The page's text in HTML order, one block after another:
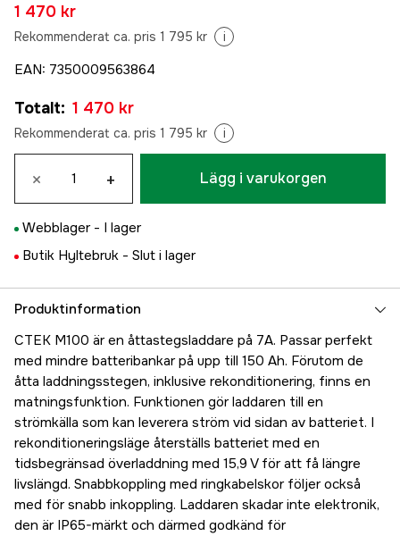
1 470 kr
Rekommenderat ca. pris 1 795 kr i
EAN: 7350009563864
Totalt: 1 470 kr
Rekommenderat ca. pris 1 795 kr i
× + Lägg i varukorgen
Webblager - I lager
Butik Hyltebruk - Slut i lager
Produktinformation
CTEK M100 är en åttastegsladdare på 7A. Passar perfekt
med mindre batteribankar på upp till 150 Ah. Förutom de
åtta laddningsstegen, inklusive rekonditionering, finns en
matningsfunktion. Funktionen gör laddaren till en
strömkälla som kan leverera ström vid sidan av batteriet. I
rekonditioneringsläge återställs batteriet med en
tidsbegränsad överladdning med 15,9 V för att få längre
livslängd. Snabbkoppling med ringkabelskor följer också
med för snabb inkoppling. Laddaren skadar inte elektronik,
den är IP65-märkt och därmed godkänd för